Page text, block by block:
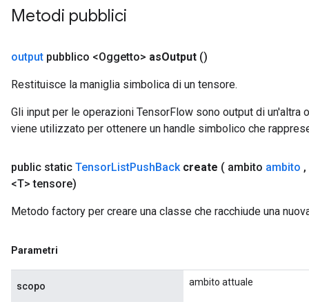
Metodi pubblici
output pubblico <Oggetto> asOutput ()
Restituisce la maniglia simbolica di un tensore.
Gli input per le operazioni TensorFlow sono output di un'altra
viene utilizzato per ottenere un handle simbolico che
public static TensorListPushBack create ( ambito ambito ,
<T> tensore)
Metodo factory per creare una classe che racchiude una
Parametri
scopo ambito attuale